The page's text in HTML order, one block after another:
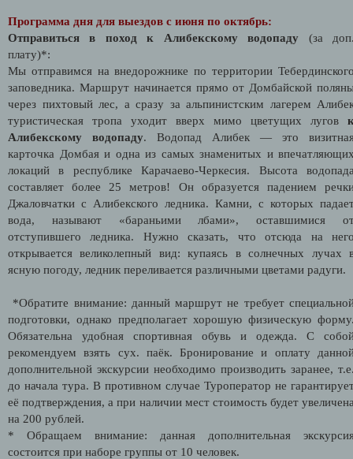
Программа дня для выездов с июня по октябрь:
Отправиться в поход к Алибекскому водопаду (за
плату)*:
Мы отправимся на внедорожнике по территории
заповедника. Маршрут начинается прямо от Домбайской
через пихтовый лес, а сразу за альпинистским лагерем
туристическая тропа уходит вверх мимо цветущих лугов
Алибекскому водопаду. Водопад Алибек — это
карточка Домбая и одна из самых знаменитых и
локаций в республике Карачаево-Черкесия. Высота
составляет более 25 метров! Он образуется падением
Джаловчатки с Алибекского ледника. Камни, с которых
вода, называют «бараньими лбами», оставшимися
отступившего ледника. Нужно сказать, что отсюда на
открывается великолепный вид: купаясь в солнечных лучах
ясную погоду, ледник переливается различными цветами радуги.
*Обратите внимание: данный маршрут не требует
подготовки, однако предполагает хорошую физическую
Обязательна удобная спортивная обувь и одежда. С
рекомендуем взять сух. паёк. Бронирование и оплату
дополнительной экскурсии необходимо производить заранее,
до начала тура. В противном случае Туроператор не
её подтверждения, а при наличии мест стоимость будет
на 200 рублей.
* Обращаем внимание: данная дополнительная
состоится при наборе группы от 10 человек.